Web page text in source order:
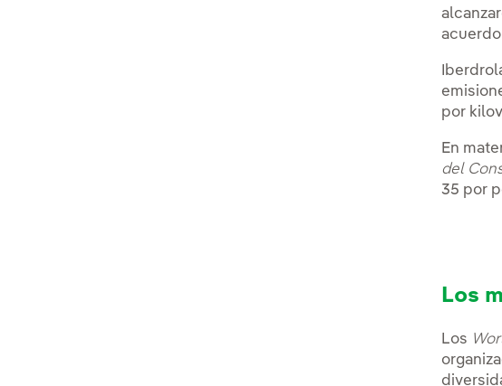
por
En
del
35 por
Los
Los